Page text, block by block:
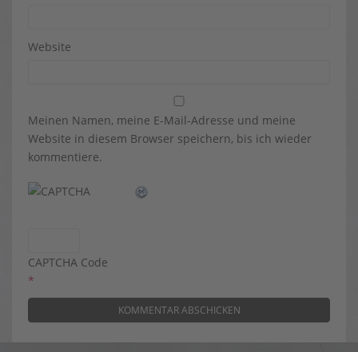
Website
Meinen Namen, meine E-Mail-Adresse und meine
Website in diesem Browser speichern, bis ich wieder
kommentiere.
CAPTCHA Code
*